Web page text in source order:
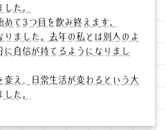
た。
て3つ目を飲み終えます。
ました。去年の私とは別人のよ
に自信が持てるようになりまし
え、日常生活が変わるという大
た。